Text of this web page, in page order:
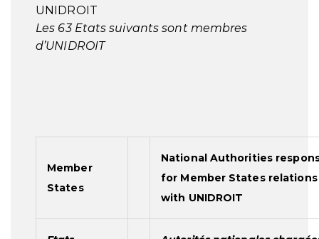
UNIDROIT
Les 63 Etats suivants sont membres
d’UNIDROIT
Member
States
National Authorities
for Member States relations
with UNIDROIT